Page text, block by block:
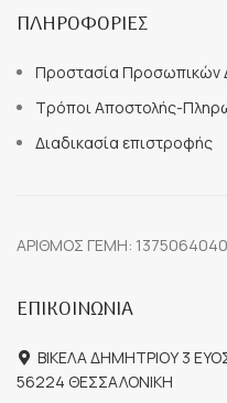
ΠΛΗΡΟΦΟΡΙΕΣ
Προστασία Προσωπικών
Τρόποι Αποστολής-
Διαδικασία επιστροφής
ΑΡΙΘΜΟΣ ΓΕΜΗ:
ΕΠΙΚΟΙΝΩΝΙΑ
ΒΙΚΕΛΑ ΔΗΜΗΤΡΙΟΥ 3
56224 ΘΕΣΣΑΛΟΝΙΚΗ